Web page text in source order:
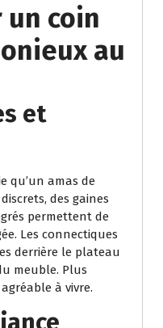
un coin
au
et
qu’un amas de
des gaines
permettent de
Les connectiques
derrière le plateau
meuble. Plus
à vivre.